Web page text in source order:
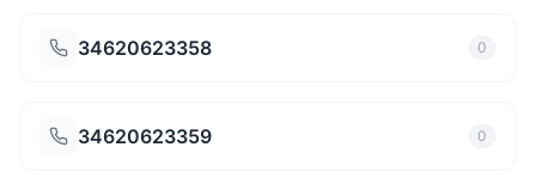
34620623358 0
34620623359 0